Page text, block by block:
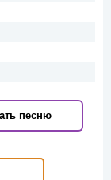
песню